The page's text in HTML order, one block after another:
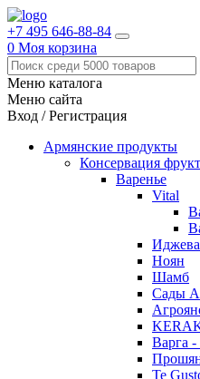
+7 495 646-88-84
0 Моя корзина
Меню каталога
Меню сайта
Вход / Регистрация
Армянские продукты
Консервация
Варенье
Vital
Ноян
Шамб
Сады
Варга
Te